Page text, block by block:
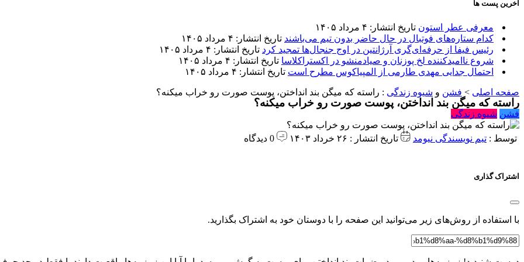
آخرین پست ها
معرفی عطر استون تاریخ انتشار: ۴ مرداد ۱۴۰۵
کدام ستاره‌های فوتبال در حال حاضر بدون تیم می‌باشند تاریخ انتشار: ۴ مرداد ۱۴۰۵
رئیس فیفا از حرفه‌ای‌گری آرژانتین در اوج جنجال‌ها تمجید کرد تاریخ انتشار: ۴ مرداد ۱۴۰۵
شروع ناامیدکننده لخ پوزنان و صیادمنشو در اکستراکلاسا تاریخ انتشار: ۴ مرداد ۱۴۰۵
احتمال جدایی مهدی طارمی از المپیاکوس مطرح است تاریخ انتشار: ۴ مرداد ۱۴۰۵
صفحه اصلی > فشن و شیوه زندگی : راسته که میگن بند انداختن، پوست صورت رو خراب میکنه؟
راسته که میگن بند انداختن، پوست صورت رو خراب میکنه؟
فشن شیوه زندگی
توسط : تیم نویسندگی نیومد تاریخ انتشار : ۲۶ خرداد ۱۴۰۳
اشتراک گذاری
با استفاده از روش‌های زیر می‌توانید این صفحه را با دوستان خود به اشتراک بگذارید.